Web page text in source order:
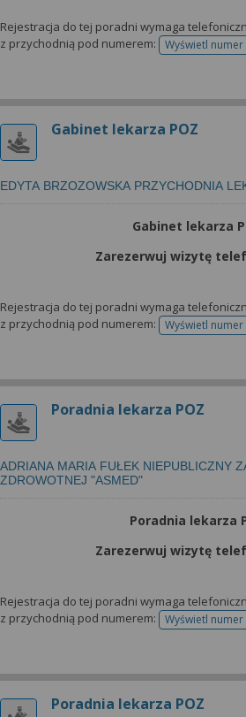
Rejestracja do tej poradni wymaga
z przychodnią pod numerem:
Wyświetl numer
telefonu
Gabinet lekarza POZ
EDYTA BRZOZOWSKA PRZYCHODNIA
Gabinet lekarza
Zarezerwuj wizytę
Rejestracja do tej poradni wymaga
z przychodnią pod numerem:
Wyświetl numer
telefonu
Poradnia lekarza POZ
ADRIANA MARIA FUŁEK NIEPUBLICZNY
ZDROWOTNEJ "ASMED"
Poradnia lekarza
Zarezerwuj wizytę
Rejestracja do tej poradni wymaga
z przychodnią pod numerem:
Wyświetl numer
telefonu
Poradnia lekarza POZ